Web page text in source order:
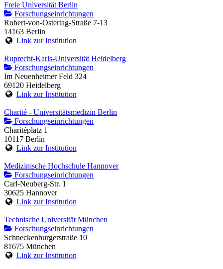
Freie Universität Berlin
Forschungseinrichtungen
Robert-von-Ostertag-Straße 7-13
14163 Berlin
Link zur Institution
Ruprecht-Karls-Universität Heidelberg
Forschungseinrichtungen
Im Neuenheimer Feld 324
69120 Heidelberg
Link zur Institution
Charité - Universitätsmedizin Berlin
Forschungseinrichtungen
Charitéplatz 1
10117 Berlin
Link zur Institution
Medizinische Hochschule Hannover
Forschungseinrichtungen
Carl-Neuberg-Str. 1
30625 Hannover
Link zur Institution
Technische Universität München
Forschungseinrichtungen
Schneckenburgerstraße 10
81675 München
Link zur Institution